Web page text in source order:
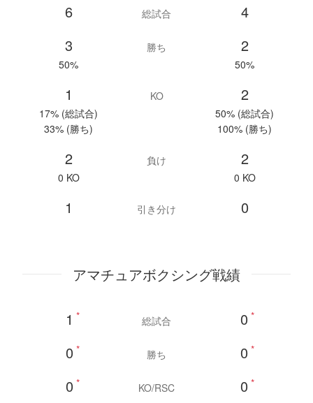
6 総試合
4
3
50%
勝ち 2
50%
1
17% (総試合)
33% (勝ち)
KO 2
50% (総試合)
100% (勝ち)
2
0 KO
負け 2
0 KO
1 引き分け 0
アマチュアボクシング戦績
1 * 総試合 0 *
0 * 勝ち 0 *
0 * KO/RSC 0 *